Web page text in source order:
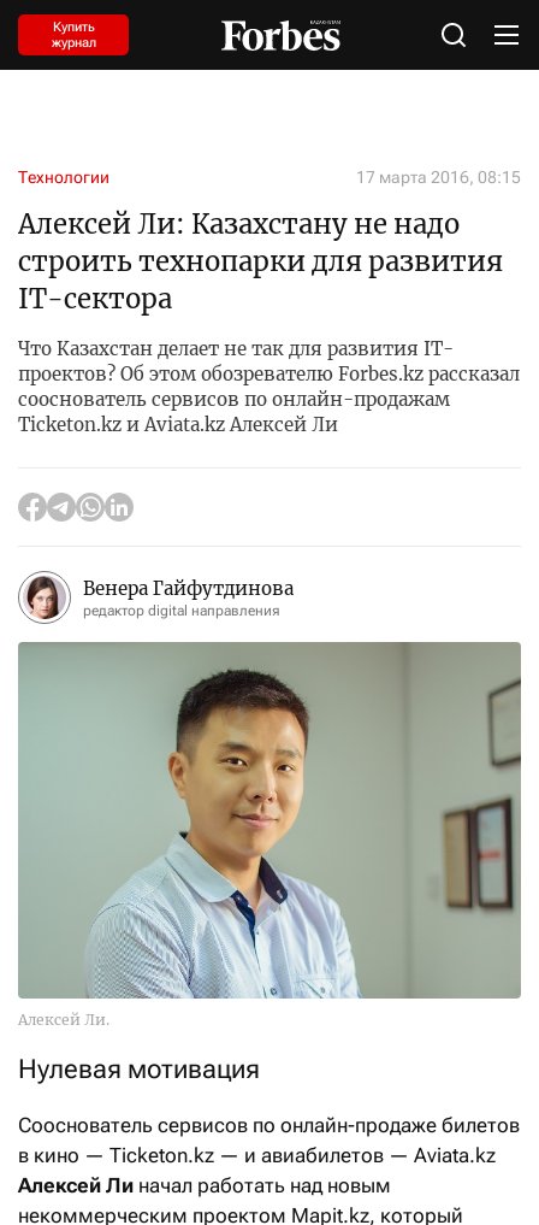
Купить
журнал
Технологии 17 марта 2016, 08:15
Алексей Ли: Казахстану не надо
строить технопарки для развития
IT-сектора
Что Казахстан делает не так для развития IT-
проектов? Об этом обозревателю Forbes.kz рассказал
сооснователь сервисов по онлайн-продажам
Ticketon.kz и Aviata.kz Алексей Ли
Венера Гайфутдинова
редактор digital направления
Алексей Ли.
Нулевая мотивация
Сооснователь сервисов по онлайн-продаже билетов
в кино — Ticketon.kz — и авиабилетов — Aviata.kz
Алексей Ли начал работать над новым
некоммерческим проектом Mapit.kz, который